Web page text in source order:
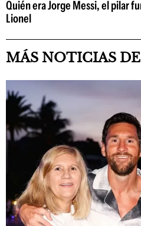
Quién era Jorge Messi, el pilar
Lionel
MÁS NOTICIAS